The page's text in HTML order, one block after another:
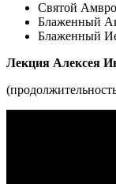
Святой
Блаженный
Блаженный
Лекция Алексея